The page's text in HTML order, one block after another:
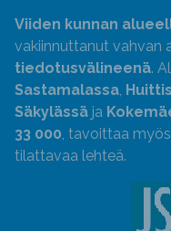
Viiden kunnan
vakiinnuttanut vahvan
tiedotusvälineenä.
Sastamalassa,
Säkylässä ja
33 000, tavoittaa
tilattavaa lehteä.